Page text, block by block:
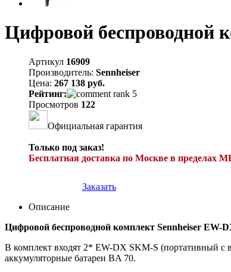
Цифровой беспроводной
Артикул 16909
Производитель: Sennheiser
Цена: 267 138 руб.
Рейтинг:
Просмотров 122
Официальная гарантия
Только под заказ!
Бесплатная доставка по Москве в пределах
Заказать
Описание
Цифровой беспроводной комплект Sennheiser EW-
В комплект входят 2* EW-DX SKM-S (портативный
аккумуляторные батареи BA 70.